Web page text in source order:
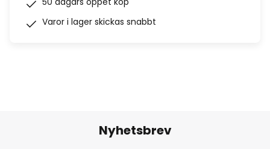
Varor i lager skickas snabbt
Nyhetsbrev